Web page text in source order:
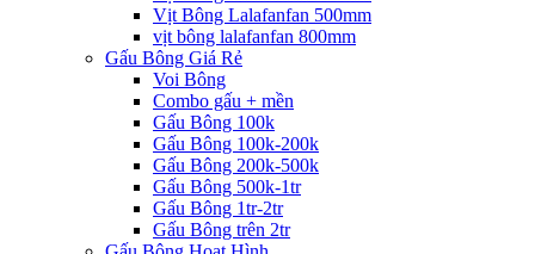
Vịt Bông Lalafanfan 500mm
vịt bông lalafanfan 800mm
Gấu Bông Giá Rẻ
Voi Bông
Combo gấu + mền
Gấu Bông 100k
Gấu Bông 100k-200k
Gấu Bông 200k-500k
Gấu Bông 500k-1tr
Gấu Bông 1tr-2tr
Gấu Bông trên 2tr